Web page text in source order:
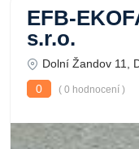
EFB-
s.r.o.
Dolní Žandov 11,
0
( 0 hodnocení )